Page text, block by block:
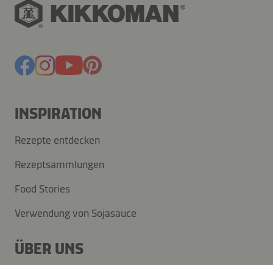
INSPIRATION
Rezepte entdecken
Rezeptsammlungen
Food Stories
Verwendung von Sojasauce
ÜBER UNS